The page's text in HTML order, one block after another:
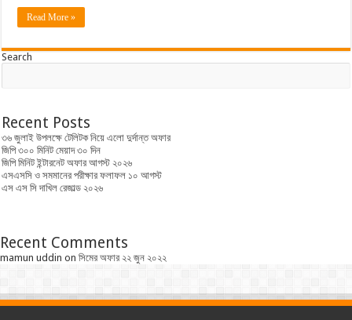
Read More »
Search
Recent Posts
৩৬ জুলাই উপলক্ষে টেলিটক নিয়ে এলো দুর্দান্ত অফার
জিপি ৩০০ মিনিট মেয়াদ ৩০ দিন
জিপি মিনিট ইন্টারনেট অফার আগস্ট ২০২৬
এসএসসি ও সমমানের পরীক্ষার ফলাফল ১০ আগস্ট
এস এস সি দাখিল রেজাল্ড ২০২৬
Recent Comments
mamun uddin on সিমের অফার ২২ জুন ২০২২